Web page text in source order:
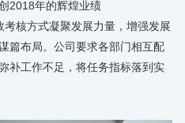
2018年的辉煌业绩
核方式凝聚发展力量，增强发展
篇布局。公司要求各部门相互配
补工作不足，将任务指标落到实